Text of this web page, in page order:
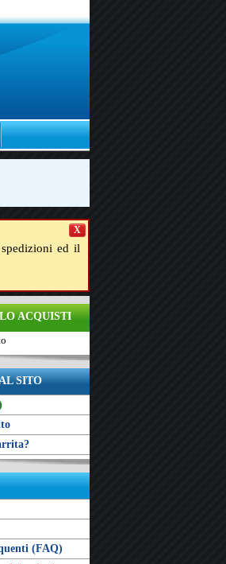
ed il
X
ACQUISTI
SITO
(FAQ)